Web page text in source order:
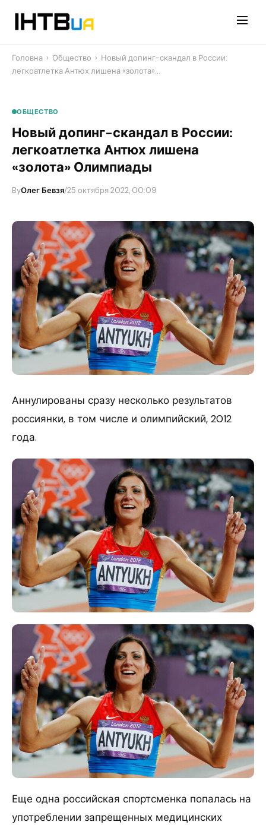
Головна › Общество › Новый допинг-скандал в России:
легкоатлетка Антюх лишена «золота»…
ОБЩЕСТВО
Новый допинг-скандал в России:
легкоатлетка Антюх лишена
«золота» Олимпиады
ByОлег Бевзя/25 октября 2022, 00:09
Аннулированы сразу несколько результатов
россиянки, в том числе и олимпийский, 2012
года.
Еще одна российская спортсменка попалась на
употреблении запрещенных медицинских